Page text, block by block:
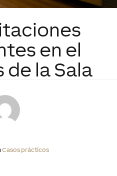
en el
de la Sala
Casos prácticos